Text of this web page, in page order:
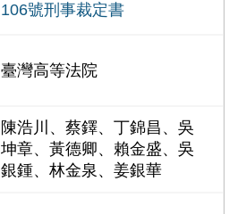
106號刑事裁定書
臺灣高等法院
陳浩川、蔡鐸、丁錦昌、吳
坤章、黃德卿、賴金盛、吳
銀鍾、林金泉、姜銀華